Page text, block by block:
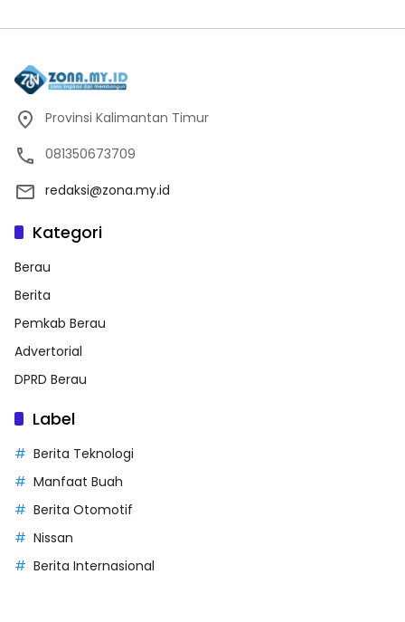
Provinsi Kalimantan Timur
081350673709
redaksi@zona.my.id
Kategori
Berau
Berita
Pemkab Berau
Advertorial
DPRD Berau
Label
Berita Teknologi
Manfaat Buah
Berita Otomotif
Nissan
Berita Internasional